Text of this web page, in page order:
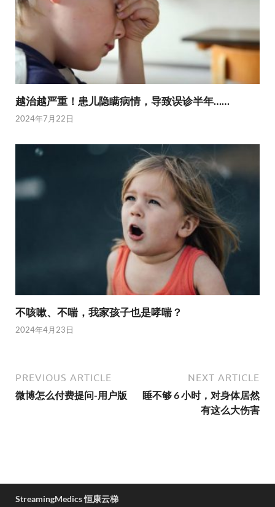
越治越严重！患儿隐瞒病情，导致误诊半年……
2024年7月22日
不咳嗽、不喘，我家孩子也是哮喘？
2024年4月23日
PREVIOUS ARTICLE
微博怎么付费提问-用户版
NEXT ARTICLE
睡不够 6 小时，对身体居然
有这么大伤害
StreamingMedics 恒康云梯